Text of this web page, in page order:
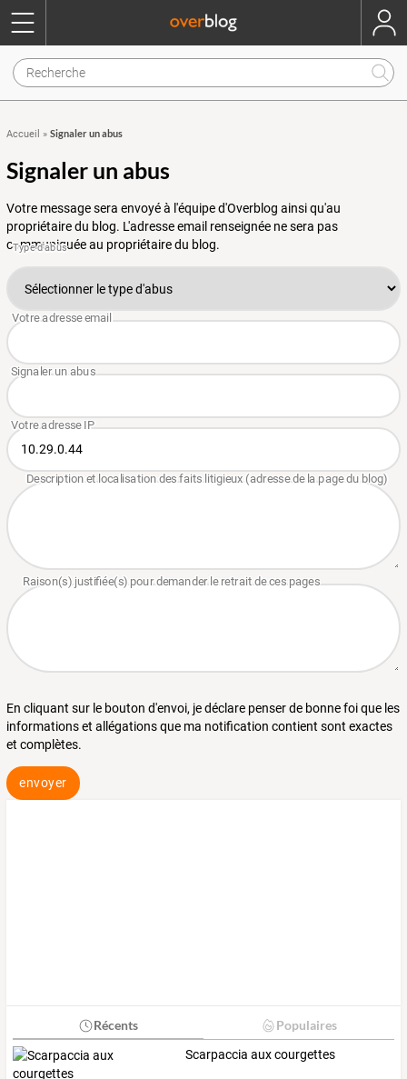
Accueil » Signaler un abus
Signaler un abus
Votre message sera envoyé à l'équipe d'Overblog ainsi qu'au
propriétaire du blog. L'adresse email renseignée ne sera pas
communiquée au propriétaire du blog.
En cliquant sur le bouton d'envoi, je déclare penser de bonne foi que les
informations et allégations que ma notification contient sont exactes
et complètes.
envoyer
Récents Populaires
Scarpaccia aux courgettes